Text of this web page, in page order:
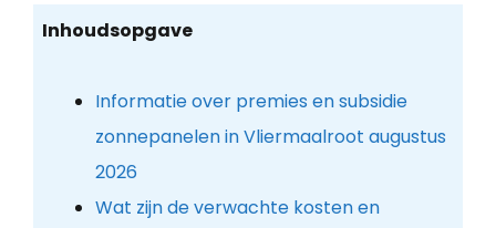
Inhoudsopgave
Informatie over premies en subsidie
zonnepanelen in Vliermaalroot augustus
2026
Wat zijn de verwachte kosten en